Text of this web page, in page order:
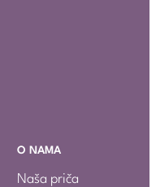
O NAMA
Naša priča